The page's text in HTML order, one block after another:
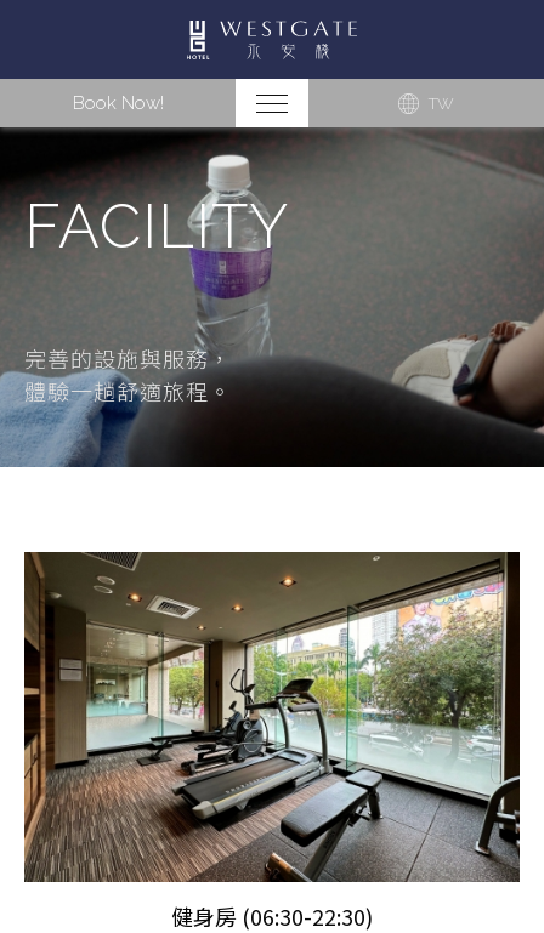
FACILITY
完善的設施與服務，
體驗一趟舒適旅程。
健身房 (06:30-22:30)
Book Now! TW